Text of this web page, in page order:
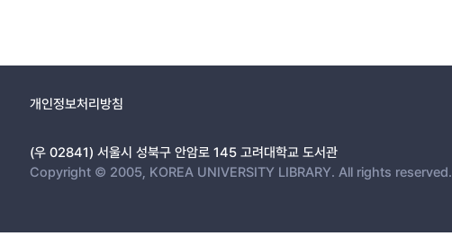
개인정보처리방침
(우 02841) 서울시 성북구 안암로 145 고려대학교 도서관
Copyright © 2005, KOREA UNIVERSITY LIBRARY. All rights reserved.